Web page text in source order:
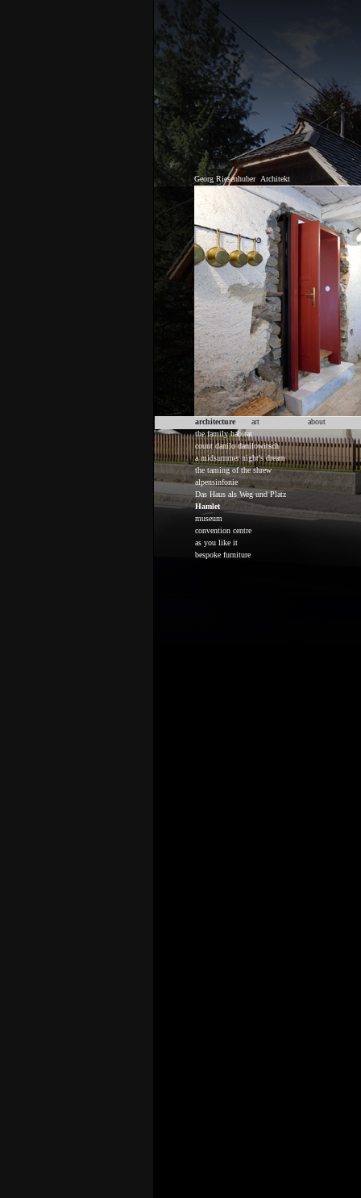
Georg Riesenhuber Architekt
architecture
the family habitat
count danilo danilowitsch
a midsummer night's dream
the taming of the shrew
alpensinfonie
Das Haus als Weg und Platz
Hamlet
museum
convention centre
as you like it
bespoke furniture
art about